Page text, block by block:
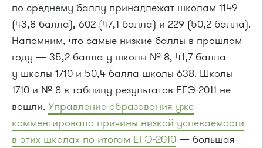
по среднему баллу принадлежат школам 1149
(43,8 балла), 602 (47,1 балла) и 229 (50,2 балла).
Напомним, что самые низкие баллы в прошлом
году — 35,2 балла у школы № 8, 41,7 балла
у школы 1710 и 50,4 балла школы 638. Школы
1710 и № 8 в таблицу результатов ЕГЭ-2011 не
вошли. Управление образования уже
комментировало причины низкой успеваемости
в этих школах по итогам ЕГЭ-2010 — большая